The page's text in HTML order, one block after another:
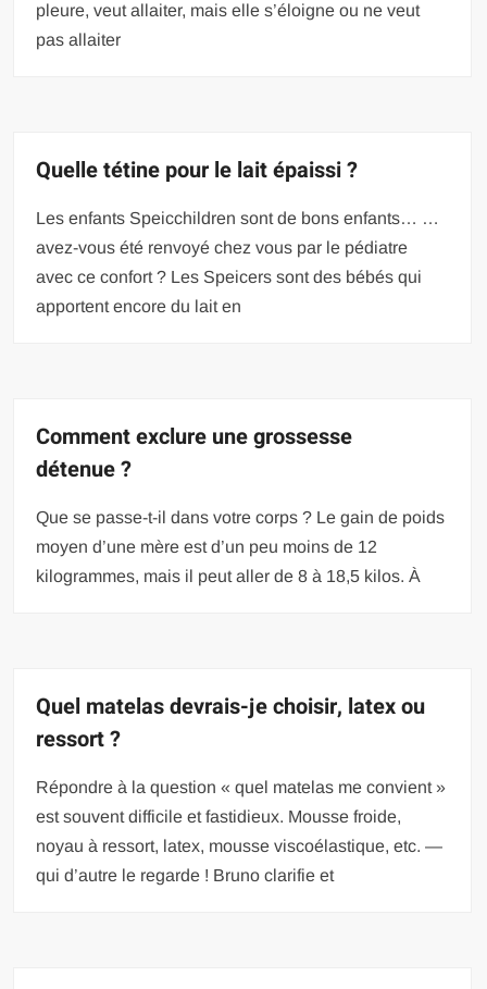
pleure, veut allaiter, mais elle s’éloigne ou ne veut
pas allaiter
Quelle tétine pour le lait épaissi ?
Les enfants Speicchildren sont de bons enfants… …
avez-vous été renvoyé chez vous par le pédiatre
avec ce confort ? Les Speicers sont des bébés qui
apportent encore du lait en
Comment exclure une grossesse
détenue ?
Que se passe-t-il dans votre corps ? Le gain de poids
moyen d’une mère est d’un peu moins de 12
kilogrammes, mais il peut aller de 8 à 18,5 kilos. À
Quel matelas devrais-je choisir, latex ou
ressort ?
Répondre à la question « quel matelas me convient »
est souvent difficile et fastidieux. Mousse froide,
noyau à ressort, latex, mousse viscoélastique, etc. —
qui d’autre le regarde ! Bruno clarifie et